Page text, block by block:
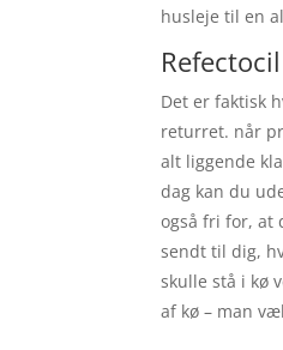
husleje til en
Det er faktisk
returret. når
alt liggende
dag kan du
også fri for, at
sendt til dig,
skulle stå i kø
af kø – man